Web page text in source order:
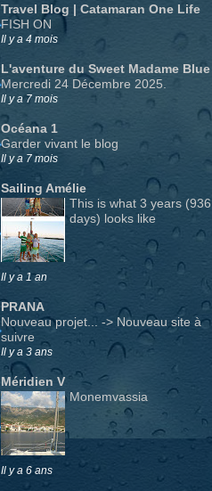
Travel Blog | Catamaran One Life
FISH ON
Il y a 4 mois
L'aventure du Sweet Madame Blue
Mercredi 24 Décembre 2025.
Il y a 7 mois
Océana 1
Garder vivant le blog
Il y a 7 mois
Sailing Amélie
This is what 3 years (936
days) looks like
Il y a 1 an
PRANA
Nouveau projet... -> Nouveau site à
suivre
Il y a 3 ans
Méridien V
Monemvassia
Il y a 6 ans